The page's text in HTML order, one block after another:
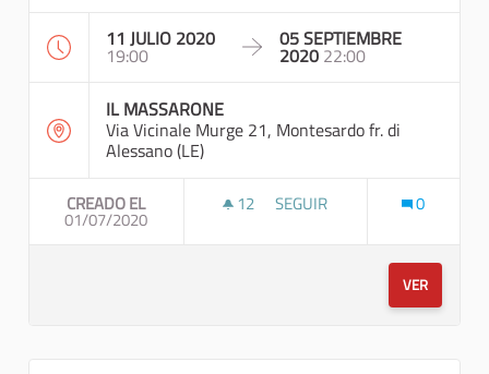
11 JULIO 2020
19:00
05 SEPTIEMBRE
2020 22:00
IL MASSARONE
Via Vicinale Murge 21, Montesardo fr. di
Alessano (LE)
CREADO EL
01/07/2020
12 12 SEGUIDORAS
SEGUIR 0
VER